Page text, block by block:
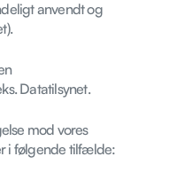
anvendt og
Datatilsynet.
mod vores
i følgende tilfælde: